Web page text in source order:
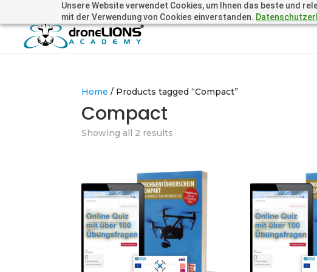
Unsere Website verwendet Cookies, um Ihnen das beste und
mit der Verwendung von Cookies einverstanden.
+41 44505 6667 oder +49 157 3598 0006 info@dronelions.academy
Home / Products tagged “Compact”
Compact
Showing all 2 results